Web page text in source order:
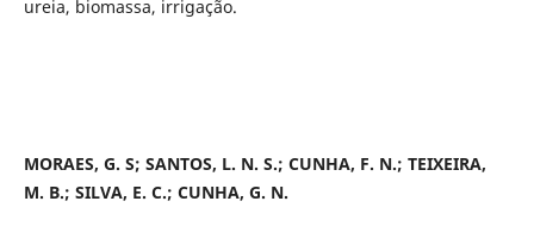
ureia, biomassa, irrigação.
MORAES, G. S; SANTOS, L. N. S.; CUNHA, F. N.; TEIXEIRA,
M. B.; SILVA, E. C.; CUNHA, G. N.